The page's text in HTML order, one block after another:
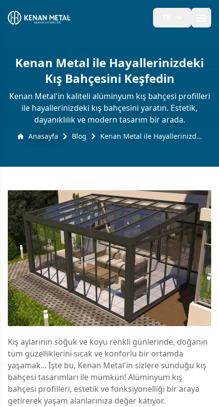
Kenan Metal ile Hayallerinizdeki
Kış Bahçesini Keşfedin
Kenan Metal'in kaliteli alüminyum kış bahçesi profilleri
ile hayallerinizdeki kış bahçesini yaratın. Estetik,
dayanıklılık ve modern tasarım bir arada.
Anasayfa Blog Kenan Metal ile Hayallerinizdeki Kış Bahçesini Keşfedin
Kış aylarının soğuk ve koyu renkli günlerinde, doğanın
tüm güzelliklerini sıcak ve konforlu bir ortamda
yaşamak... İşte bu, Kenan Metal'in sizlere sunduğu kış
bahçesi tasarımları ile mümkün! Alüminyum kış
bahçesi profilleri, estetik ve fonksiyonelliği bir araya
getirerek yaşam alanlarınıza değer katıyor.